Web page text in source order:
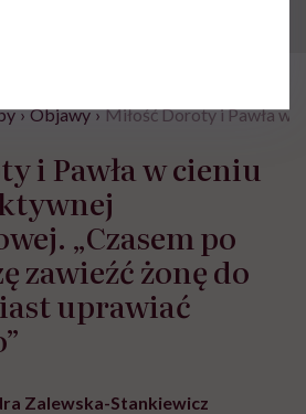
› Objawy › Miłość Doroty i Pawła w
i Pawła w cieniu
„Czasem po
zawieźć żonę do
uprawiać
Zalewska-Stankiewicz